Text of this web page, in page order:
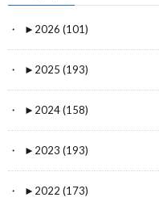
► 2026 (101)
► 2025 (193)
► 2024 (158)
► 2023 (193)
► 2022 (173)